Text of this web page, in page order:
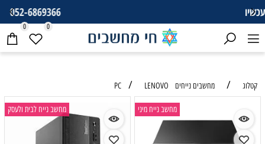
0 0
קטלוג / מחשבים נייחים PC / LENOVO
מחשב נייח מיני מחשב נייח לבית ולעסק